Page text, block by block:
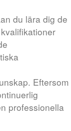
du lära dig de
Eftersom
professionella